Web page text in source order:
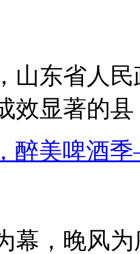
东省人民
效显著的
醉美啤酒
，晚风为